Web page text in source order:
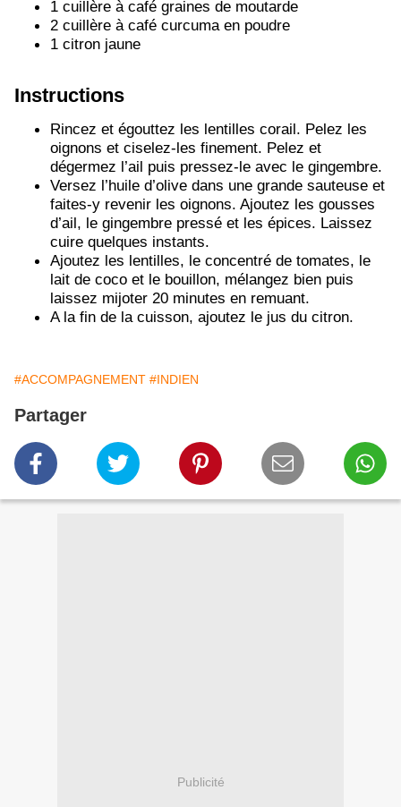
1 cuillère à café graines de moutarde
2 cuillère à café curcuma en poudre
1 citron jaune
Instructions
Rincez et égouttez les lentilles corail. Pelez les
oignons et ciselez-les finement. Pelez et
dégermez l’ail puis pressez-le avec le gingembre.
Versez l’huile d’olive dans une grande sauteuse et
faites-y revenir les oignons. Ajoutez les gousses
d’ail, le gingembre pressé et les épices. Laissez
cuire quelques instants.
Ajoutez les lentilles, le concentré de tomates, le
lait de coco et le bouillon, mélangez bien puis
laissez mijoter 20 minutes en remuant.
A la fin de la cuisson, ajoutez le jus du citron.
#ACCOMPAGNEMENT #INDIEN
Partager
Publicité